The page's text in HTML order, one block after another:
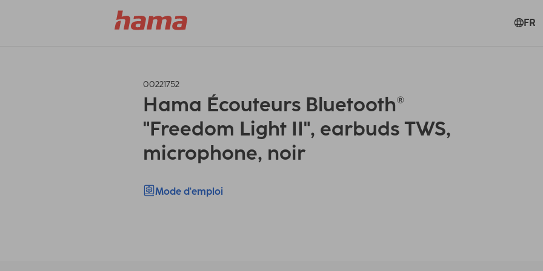
FR
00221752
Hama Écouteurs Bluetooth®
"Freedom Light II", earbuds TWS,
microphone, noir
Mode d'emploi